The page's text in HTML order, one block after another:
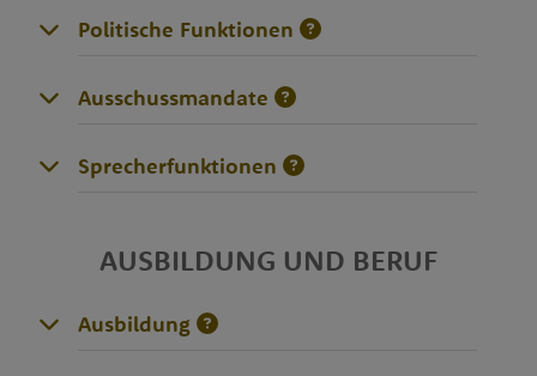
Politische Funktionen
Ausschussmandate
Sprecherfunktionen
AUSBILDUNG UND BERUF
Ausbildung